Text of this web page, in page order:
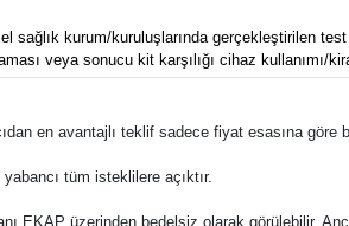
sağlık kurum/kuruluşlarında gerçekleştirilen test
veya sonucu kit karşılığı cihaz
en avantajlı teklif sadece fiyat esasına göre
tüm isteklilere açıktır.
EKAP üzerinden bedelsiz olarak görülebilir.